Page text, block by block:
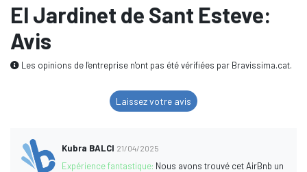
El Jardinet de Sant Esteve:
Avis
Les opinions de l'entreprise n'ont pas été vérifiées par Bravissima.cat.
Laissez votre avis
Kubra BALCI 21/04/2025
Expérience fantastique: Nous avons trouvé cet AirBnb un